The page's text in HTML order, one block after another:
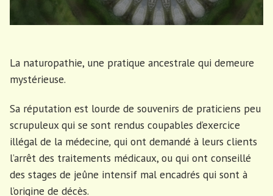
La naturopathie, une pratique ancestrale qui demeure
mystérieuse.
Sa réputation est lourde de souvenirs de praticiens peu
scrupuleux qui se sont rendus coupables d’exercice
illégal de la médecine, qui ont demandé à leurs clients
l’arrêt des traitements médicaux, ou qui ont conseillé
des stages de jeûne intensif mal encadrés qui sont à
l’origine de décès.